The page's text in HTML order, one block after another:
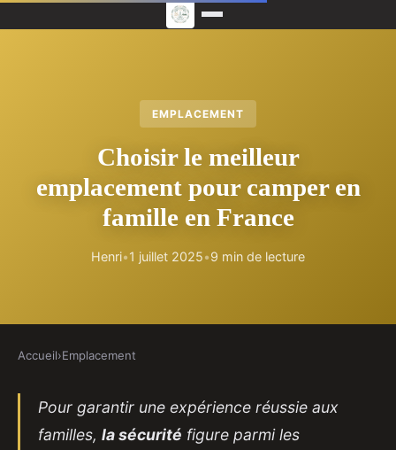
EMPLACEMENT
Choisir le meilleur
emplacement pour camper en
famille en France
Henri•1 juillet 2025•9 min de lecture
Accueil›Emplacement
Pour garantir une expérience réussie aux
familles, la sécurité figure parmi les